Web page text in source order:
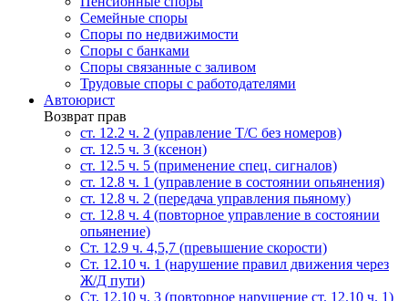
Семейные споры
Cпоры по недвижимости
Споры с банками
Споры связанные с заливом
Трудовые споры с работодателями
Автоюрист
Возврат прав
ст. 12.2 ч. 2 (управление Т/С без номеров)
ст. 12.5 ч. 3 (ксенон)
ст. 12.5 ч. 5 (применение спец. сигналов)
cт. 12.8 ч. 1 (управление в состоянии опьянения)
ст. 12.8 ч. 2 (передача управления пьяному)
ст. 12.8 ч. 4 (повторное управление в состоянии
опьянение)
Ст. 12.9 ч. 4,5,7 (превышение скорости)
Ст. 12.10 ч. 1 (нарушение правил движения через
Ж/Д пути)
Ст. 12.10 ч. 3 (повторное нарушение ст. 12.10 ч. 1)